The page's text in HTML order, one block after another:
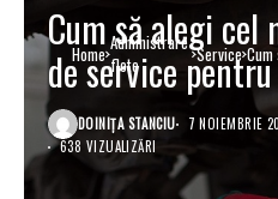
Home Administrare
flote
Service
Cum să alegi
de service
DOINIŢA STANCIU 7 NOIEMBRIE
638 VIZUALIZĂRI